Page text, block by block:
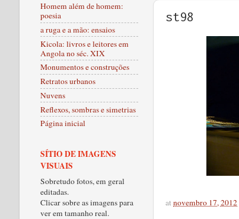
st98
atnovembro 17, 2012
Homem além de homem:
poesia
a ruga e a mão: ensaios
Kicola: livros e leitores em
Angola no séc. XIX
Monumentos e construções
Retratos urbanos
Nuvens
Reflexos, sombras e simetrias
Página inicial
SÍTIO DE IMAGENS
VISUAIS
Sobretudo fotos, em geral
editadas.
Clicar sobre as imagens para
ver em tamanho real.